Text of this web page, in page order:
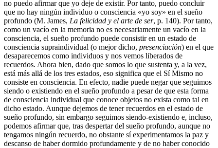
no puedo afirmar que yo deje de existir. Por tanto, puedo concluir
que no hay ningún individuo o consciencia «yo soy» en el sueño
profundo (M. James, La felicidad y el arte de ser, p. 140). Por tanto,
como un vacío en la memoria no es necesariamente un vacío en la
consciencia, el sueño profundo puede consistir en un estado de
consciencia supraindividual (o mejor dicho, presenciación) en el que
desaparecemos como individuos y nos vemos liberados de
recuerdos. Ahora bien, dado que somos lo que sustenta y, a la vez,
está más allá de los tres estados, eso significa que el Sí Mismo no
consiste en consciencia. En efecto, nadie puede negar que seguimos
siendo o existiendo en el sueño profundo a pesar de que esta forma
de consciencia individual que conoce objetos no exista como tal en
dicho estado. Aunque dejemos de tener recuerdos en el estado de
sueño profundo, sin embargo seguimos siendo-existiendo e, incluso,
podemos afirmar que, tras despertar del sueño profundo, aunque no
tengamos ningún recuerdo, no obstante sí experimentamos la paz y
descanso de haber dormido profundamente y de no haber conocido